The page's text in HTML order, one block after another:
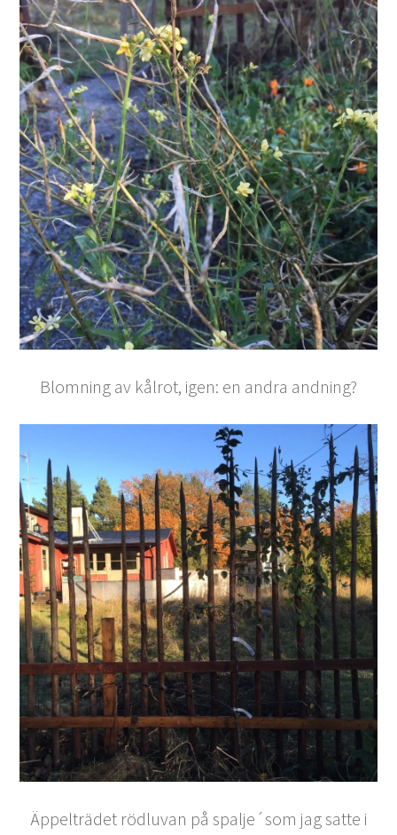
Blomning av kålrot, igen: en andra andning?
Äppelträdet rödluvan på spalje´som jag satte i